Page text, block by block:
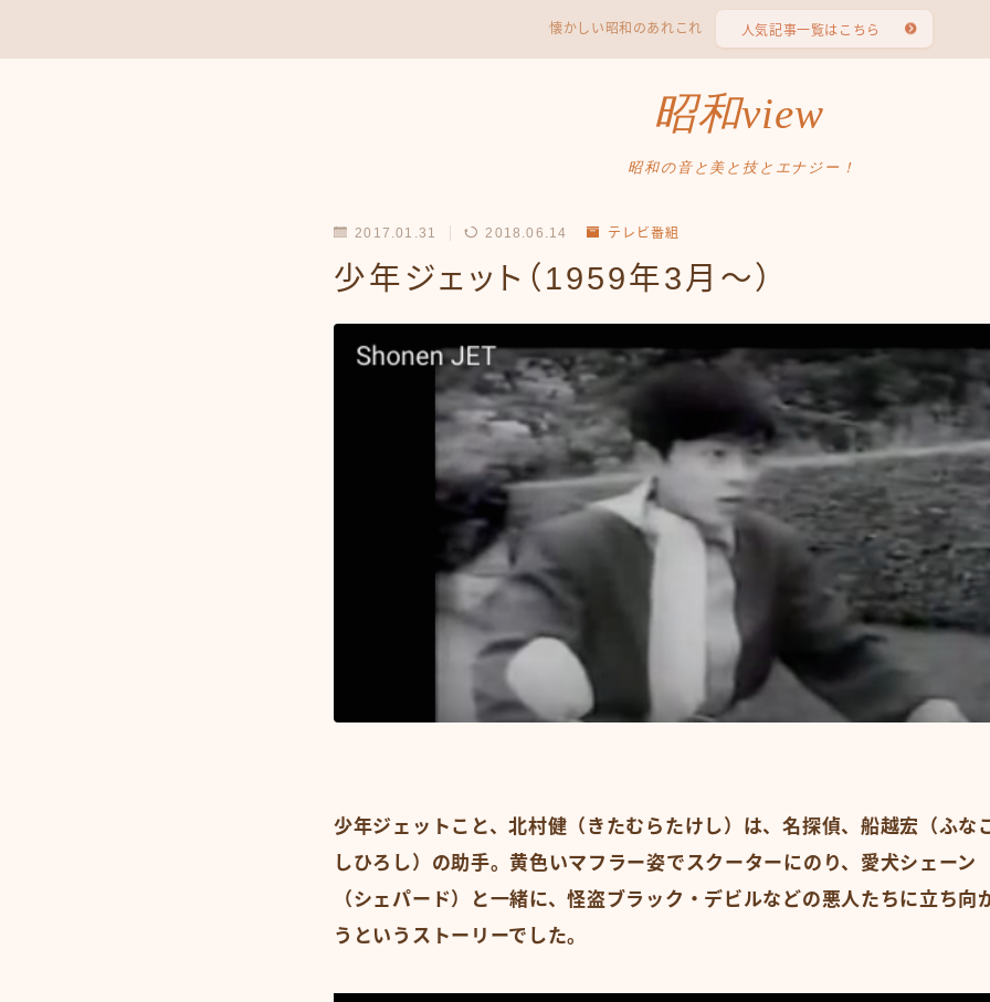
懐かしい昭和のあれこれ 人気記事一覧はこちら
昭和view
昭和の音と美と技とエナジー！
2017.01.31 2018.06.14 テレビ番組
少年ジェット（1959年3月〜）
少年ジェットこと、北村健（きたむらたけし）は、名探偵、船越宏（ふな
しひろし）の助手。黄色いマフラー姿でスクーターにのり、愛犬シェーン
（シェパード）と一緒に、怪盗ブラック・デビルなどの悪人たちに立ち向
うというストーリーでした。